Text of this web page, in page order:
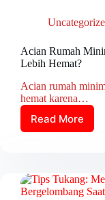
Acian Rumah
Lebih Hemat?
Acian rumah
hemat karena…
Read More